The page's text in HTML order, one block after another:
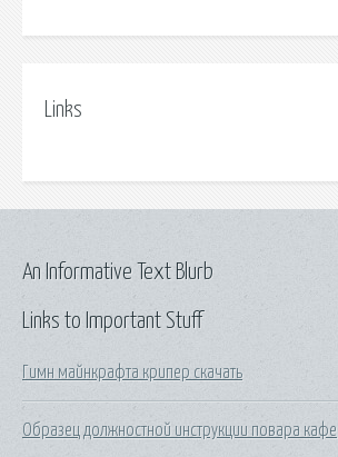
Links
Links to Important Stuff
Гимн майнкрафта крипер скачать
Образец должностной инструкции повара кафе
An Informative Text Blurb